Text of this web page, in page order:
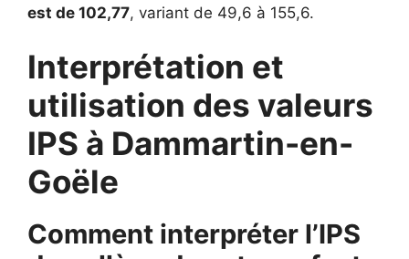
est de 102,77, variant de 49,6 à 155,6.
Interprétation et
utilisation des valeurs
IPS à Dammartin-en-
Goële
Comment interpréter l’IPS